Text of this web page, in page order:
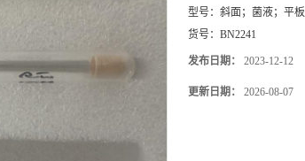
型号： 斜面；菌液；平板
货号： BN2241
发布日期： 2023-12-12
更新日期： 2026-08-07